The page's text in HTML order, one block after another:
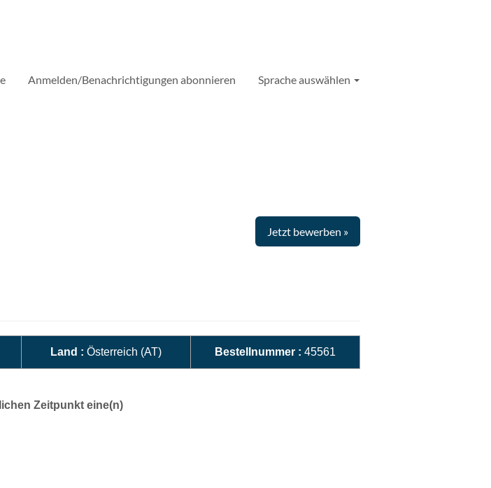
Anmelden/Benachrichtigungen abonnieren Sprache auswählen
Jetzt bewerben »
Land : Österreich (AT) Bestellnummer : 45561
Zeitpunkt eine(n)